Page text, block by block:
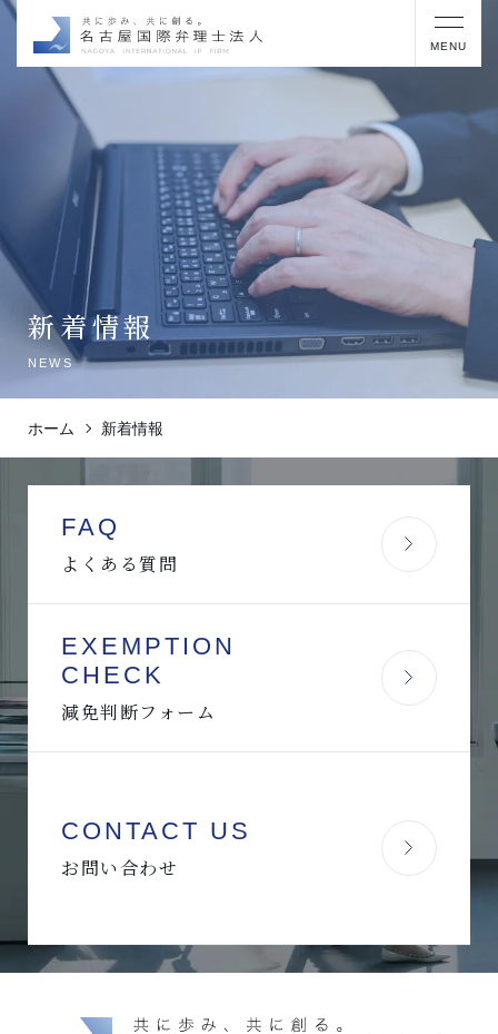
MENU
新着情報
NEWS
ホーム 新着情報
FAQ
よくある質問
EXEMPTION
CHECK
減免判断フォーム
CONTACT US
お問い合わせ